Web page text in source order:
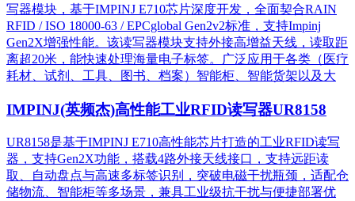
写器模块，基于IMPINJ E710芯片深度开发，全面契合RAIN
RFID / ISO 18000-63 / EPCglobal Gen2v2标准，支持Impinj
Gen2X增强性能。该读写器模块支持外接高增益天线，读取距
离超20米，能快速处理海量电子标签。广泛应用于各类（医疗
耗材、试剂、工具、图书、档案）智能柜、智能货架以及大
IMPINJ(英频杰)高性能工业RFID读写器UR8158
UR8158是基于IMPINJ E710高性能芯片打造的工业RFID读写
器，支持Gen2X功能，搭载4路外接天线接口，支持远距读
取、自动盘点与高速多标签识别，突破电磁干扰瓶颈，适配仓
储物流、智能柜等多场景，兼具工业级抗干扰与便捷部署优